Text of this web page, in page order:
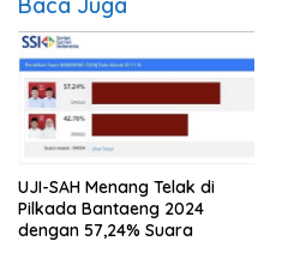
Baca Juga
UJI-SAH Menang Telak di
Pilkada Bantaeng 2024
dengan 57,24% Suara